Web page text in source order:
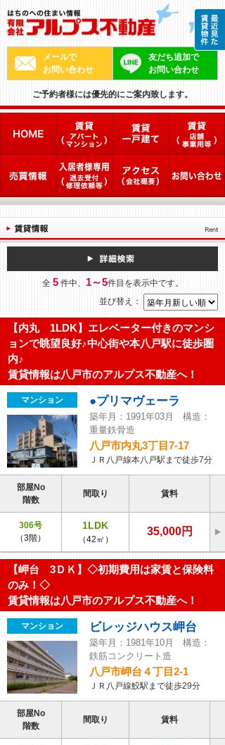
メールで
お問い合わせ
友だち追加で
お問い合わせ
ご予約者様には優先的にご案内致します。
全 5件中、 1～5件目を表示中です。
並び替え：
【内丸 1LDK】エレベーター付きのマンシ
ョンで眺望良好♪中心街や本八戸駅に徒歩圏
内♪
賃貸情報は八戸市のアルプス不動産へ！
マンション ●プリマヴェーラ
築年月：1991年03月 構造：
重量鉄骨造
八戸市内丸3丁目7-17
ＪＲ八戸線本八戸駅まで徒歩7分
部屋No
階数
間取り 賃料
306号
（3階）
1LDK
（42㎡）
35,000円
【岬台 3ＤＫ】◇初期費用は家賃と保険料
のみ！◇
賃貸情報は八戸市のアルプス不動産へ！
マンション ビレッジハウス岬台
築年月：1981年10月 構造：
鉄筋コンクリート造
八戸市岬台４丁目2-1
ＪＲ八戸線鮫駅まで徒歩29分
部屋No
階数
間取り 賃料